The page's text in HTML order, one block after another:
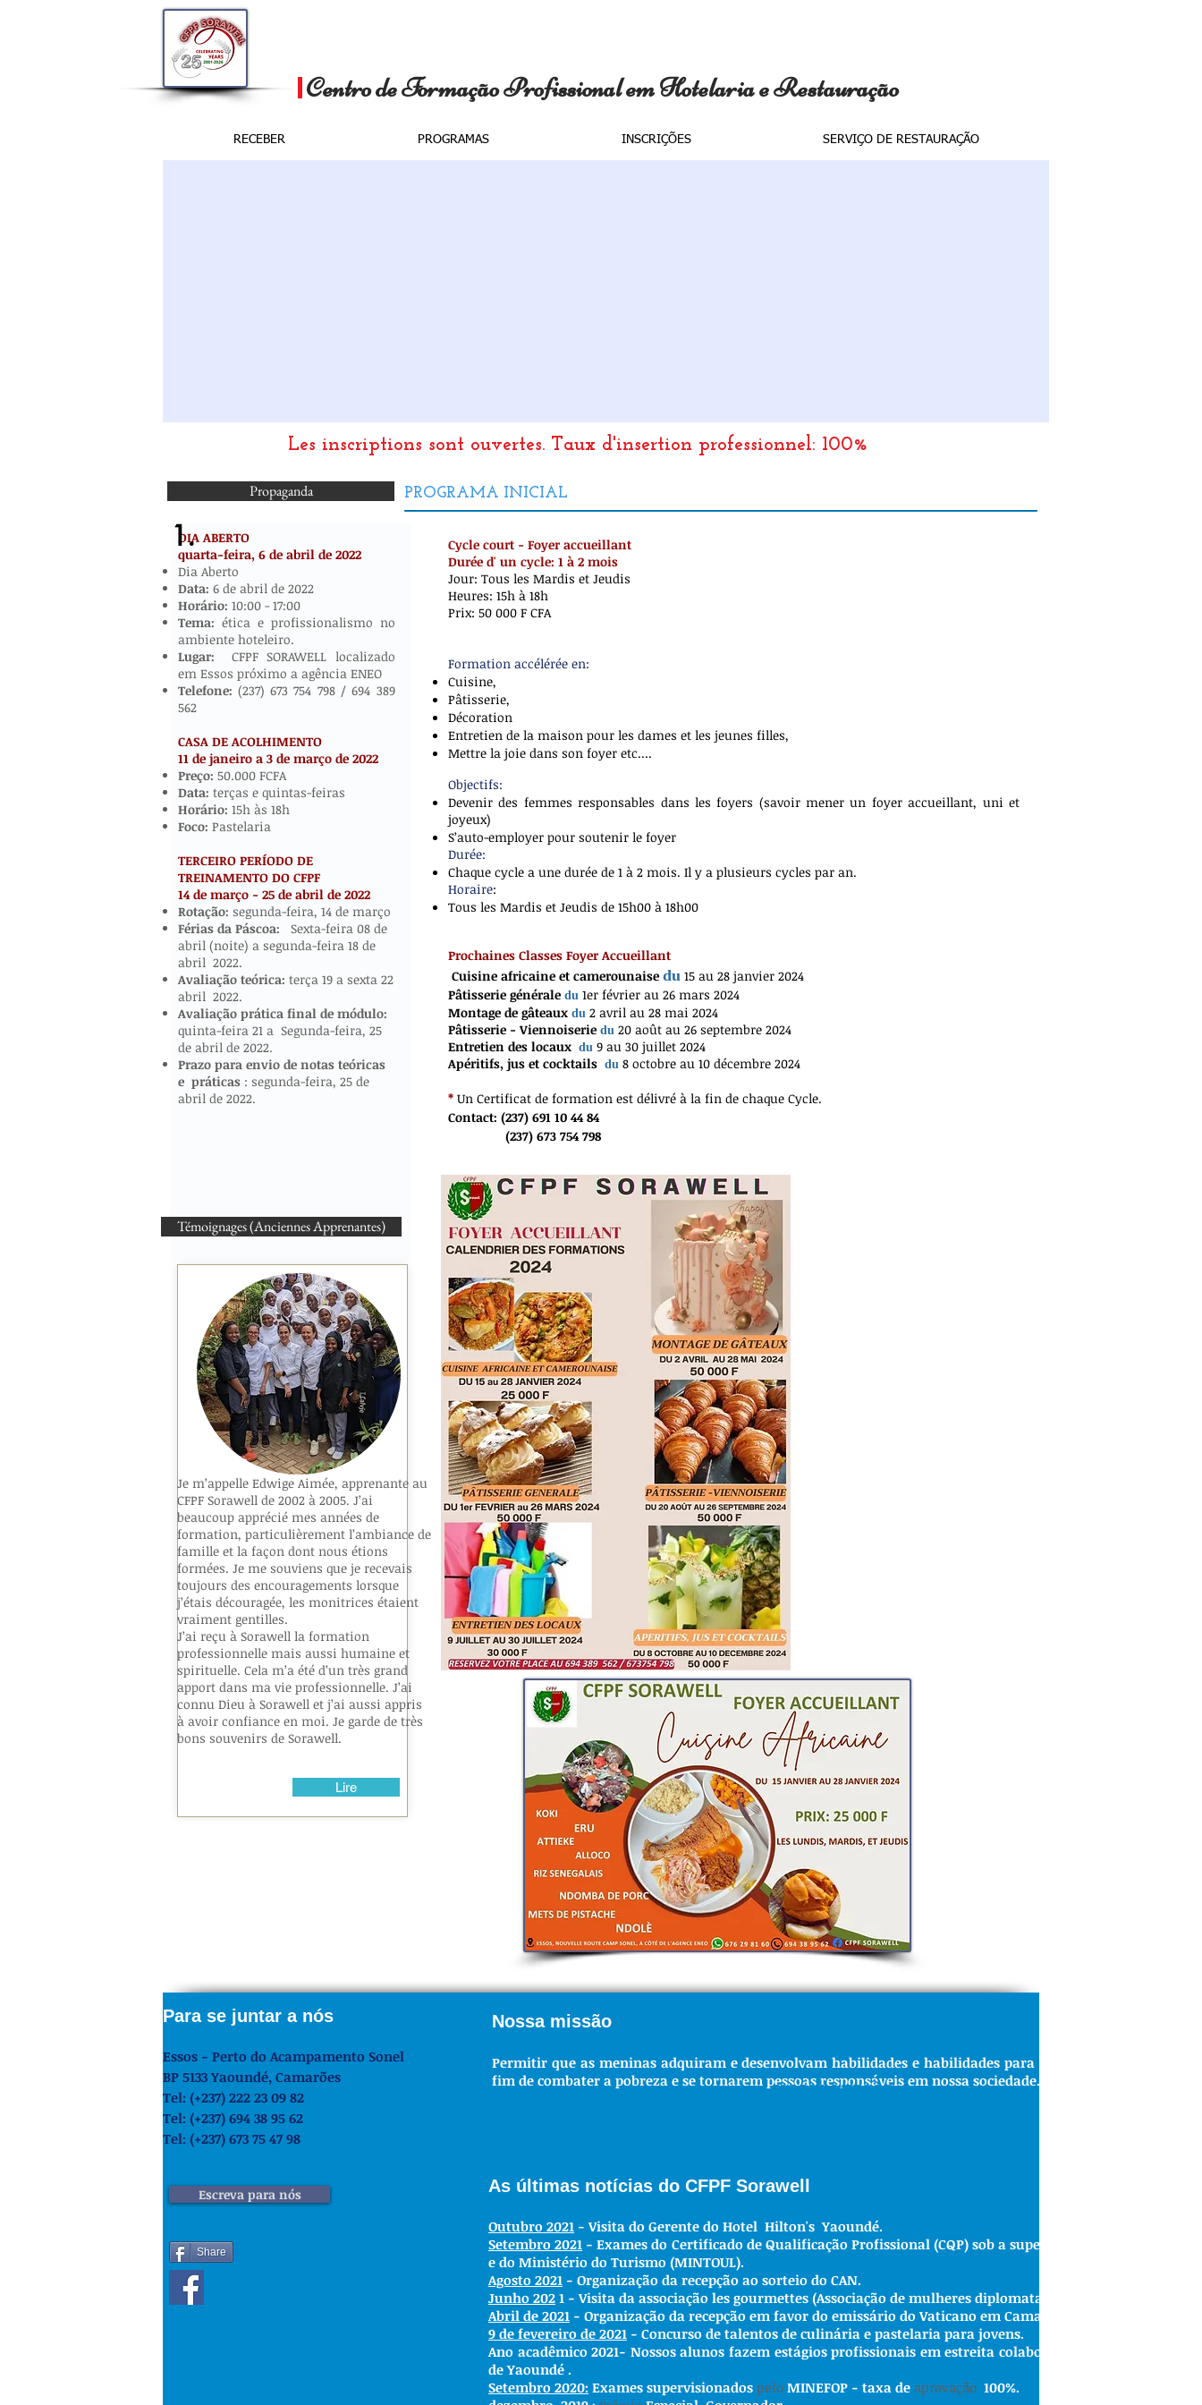
Centro de Formação Profissional em Hotelaria e Restauração
RECEBER PROGRAMAS INSCRIÇÕES SERVIÇO DE RESTAURAÇÃO
Les inscriptions sont ouvertes. Taux d'insertion professionnel: 100%
PROGRAMA INICIAL
Cycle court - Foyer accueillant
Durée d' un cycle: 1 à 2 mois
Jour: Tous les Mardis et Jeudis
Heures: 15h à 18h
Prix: 50 000 F CFA
Formation accélérée en:
Cuisine,
Pâtisserie,
Décoration
Entretien de la maison pour les dames et les jeunes filles,
Mettre la joie dans son foyer etc....
Objectifs:
Devenir des femmes responsables dans les foyers (savoir mener un foyer accueillant, uni et
joyeux)
S’auto-employer pour soutenir le foyer
Durée:
Chaque cycle a une durée de 1 à 2 mois. Il y a plusieurs cycles par an.
Horaire:
Tous les Mardis et Jeudis de 15h00 à 18h00
Prochaines Classes Foyer Accueillant
Cuisine africaine et camerounaise du 15 au 28 janvier 2024
Pâtisserie générale du 1er février au 26 mars 2024
Montage de gâteaux du 2 avril au 28 mai 2024
Pâtisserie - Viennoiserie du 20 août au 26 septembre 2024
Entretien des locaux du 9 au 30 juillet 2024
Apéritifs, jus et cocktails du 8 octobre au 10 décembre 2024
* Un Certificat de formation est délivré à la fin de chaque Cycle.
Contact: (237) 691 10 44 84
(237) 673 754 798
Propaganda
DIA ABERTO
quarta-feira, 6 de abril de 2022​​​​
Dia Aberto
Data: 6 de abril de 2022
Horário: 10:00 - 17:00
Tema: ética e profissionalismo no
ambiente hoteleiro.
Lugar: CFPF SORAWELL localizado
em Essos próximo a agência ENEO
Telefone: (237) 673 754 798 / 694 389
562
CASA DE ACOLHIMENTO
11 de janeiro a 3 de março de 2022​
Preço: 50.000 FCFA
Data: terças e quintas-feiras
Horário: 15h às 18h
Foco: Pastelaria
TERCEIRO PERÍODO DE
TREINAMENTO DO CFPF
14 de março - 25 de abril de 2022​​​
Rotação: segunda-feira, 14 de março
Férias da Páscoa: Sexta-feira 08 de
abril (noite) a segunda-feira 18 de
abril 2022.
Avaliação teórica: terça 19 a sexta 22
abril 2022.
Avaliação prática final de módulo:
quinta-feira 21 a Segunda-feira, 25
de abril de 2022.
Prazo para envio de notas teóricas
e práticas: segunda-feira, 25 de
abril de 2022.
1.
Témoignages (Anciennes Apprenantes)
Je m’appelle Edwige Aimée, apprenante au
CFPF Sorawell de 2002 à 2005. J’ai
beaucoup apprécié mes années de
formation, particulièrement l’ambiance de
famille et la façon dont nous étions
formées. Je me souviens que je recevais
toujours des encouragements lorsque
j’étais découragée, les monitrices étaient
vraiment gentilles.
J’ai reçu à Sorawell la formation
professionnelle mais aussi humaine et
spirituelle. Cela m’a été d’un très grand
apport dans ma vie professionnelle. J’ai
connu Dieu à Sorawell et j’ai aussi appris
à avoir confiance en moi. Je garde de très
bons souvenirs de Sorawell.
Lire
Para se juntar a nós
Essos - Perto do Acampamento Sonel
BP 5133 Yaoundé, Camarões
Tel: (+237) 222 23 09 82
Tel: (+237) 694 38 95 62
Tel: (+237) 673 75 47 98
Nossa missão
Permitir que as meninas adquiram e desenvolvam habilidades e habilidades para a vida que são
fim de combater a pobreza e se tornarem pessoas responsáveis em nossa sociedade.
NOSSA MISSÃO
Escreva para nós
Share
As últimas notícias do CFPF Sorawell
Outubro 2021 - Visita do Gerente do Hotel Hilton's Yaoundé.
Setembro 2021 - Exames do Certificado de Qualificação Profissional (CQP) sob a supervisão do Ministério do
e do Ministério do Turismo (MINTOUL).
Agosto 2021 - Organização da recepção ao sorteio do CAN.
Junho 202 1 - Visita da associação les gourmettes (Associação de mulheres diplomatas).
Abril de 2021 - Organização da recepção em favor do emissário do Vaticano em Camarões.
9 de fevereiro de 2021 - Concurso de talentos de culinária e pastelaria para jovens.
Ano acadêmico 2021- Nossos alunos fazem estágios profissionais em estreita colaboração com o Hilton
de Yaoundé .
Setembro 2020: Exames supervisionados pelo MINEFOP - taxa de aprovação 100%.